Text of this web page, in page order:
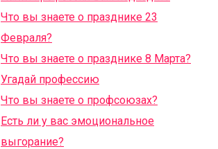
Что вы знаете о празднике 23
Февраля?
Что вы знаете о празднике 8 Марта?
Угадай профессию
Что вы знаете о профсоюзах?
Есть ли у вас эмоциональное
выгорание?